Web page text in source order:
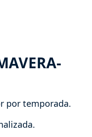
por temporada.